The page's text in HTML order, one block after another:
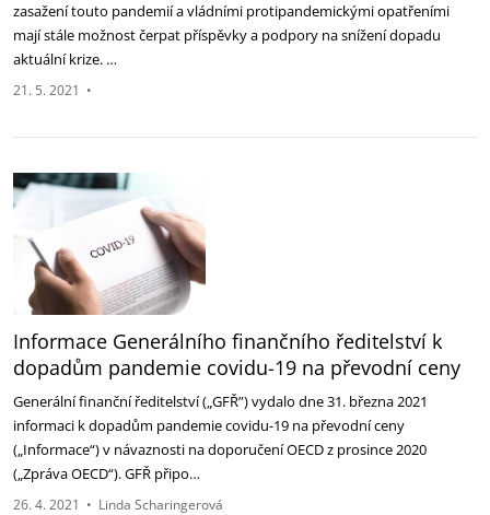
zasažení touto pandemií a vládními protipandemickými opatřeními
mají stále možnost čerpat příspěvky a podpory na snížení dopadu
aktuální krize. …
21. 5. 2021 •
Informace Generálního finančního ředitelství k
dopadům pandemie covidu-19 na převodní ceny
Generální finanční ředitelství („GFŘ”) vydalo dne 31. března 2021
informaci k dopadům pandemie covidu-19 na převodní ceny
(„Informace“) v návaznosti na doporučení OECD z prosince 2020
(„Zpráva OECD“). GFŘ připo…
26. 4. 2021 • Linda Scharingerová